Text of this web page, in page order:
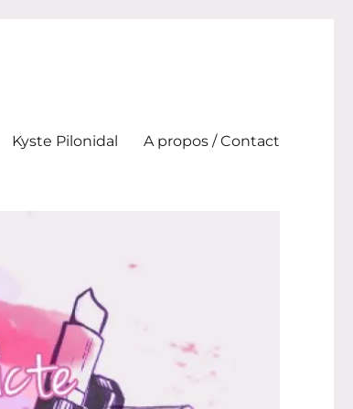
Kyste Pilonidal A propos / Contact